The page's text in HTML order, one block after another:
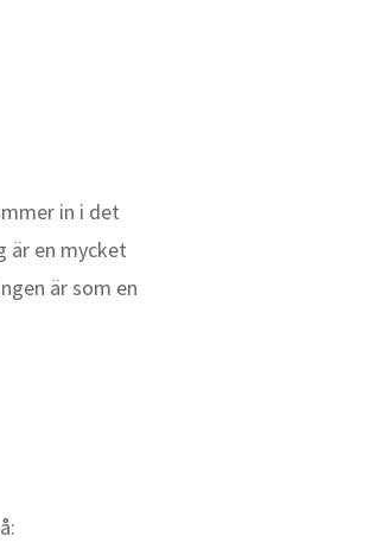
in i det
är en mycket
är som en